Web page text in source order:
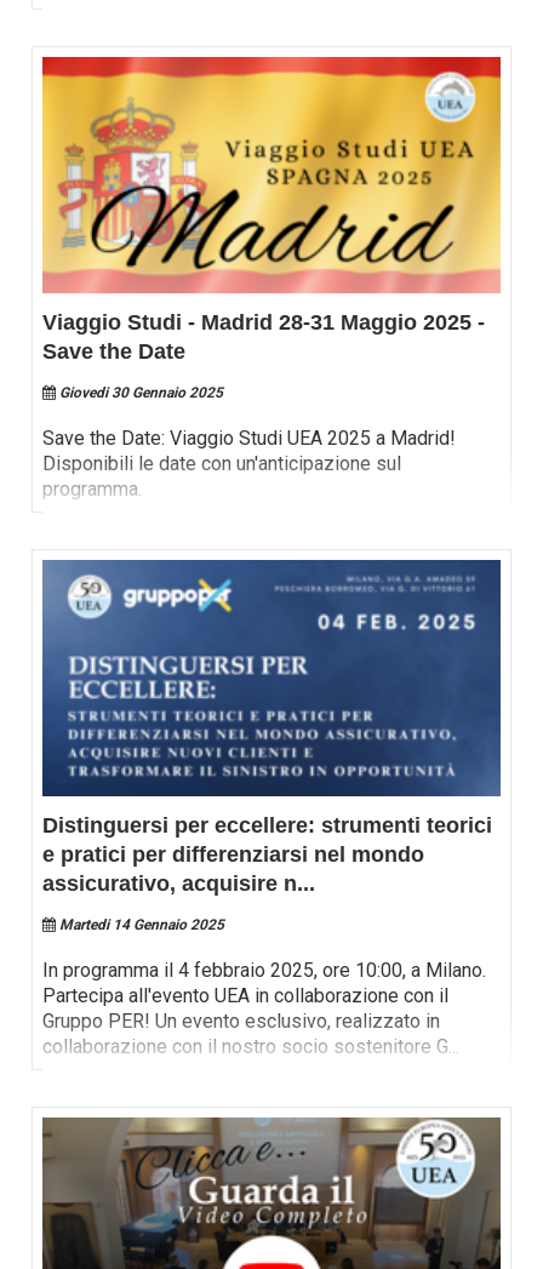
Viaggio Studi - Madrid 28-31 Maggio 2025 -
Save the Date
Giovedi 30 Gennaio 2025
Save the Date: Viaggio Studi UEA 2025 a Madrid!
Disponibili le date con un'anticipazione sul
programma.
Distinguersi per eccellere: strumenti teorici
e pratici per differenziarsi nel mondo
assicurativo, acquisire n...
Martedi 14 Gennaio 2025
In programma il 4 febbraio 2025, ore 10:00, a Milano.
Partecipa all'evento UEA in collaborazione con il
Gruppo PER! Un evento esclusivo, realizzato in
collaborazione con il nostro socio sostenitore G...